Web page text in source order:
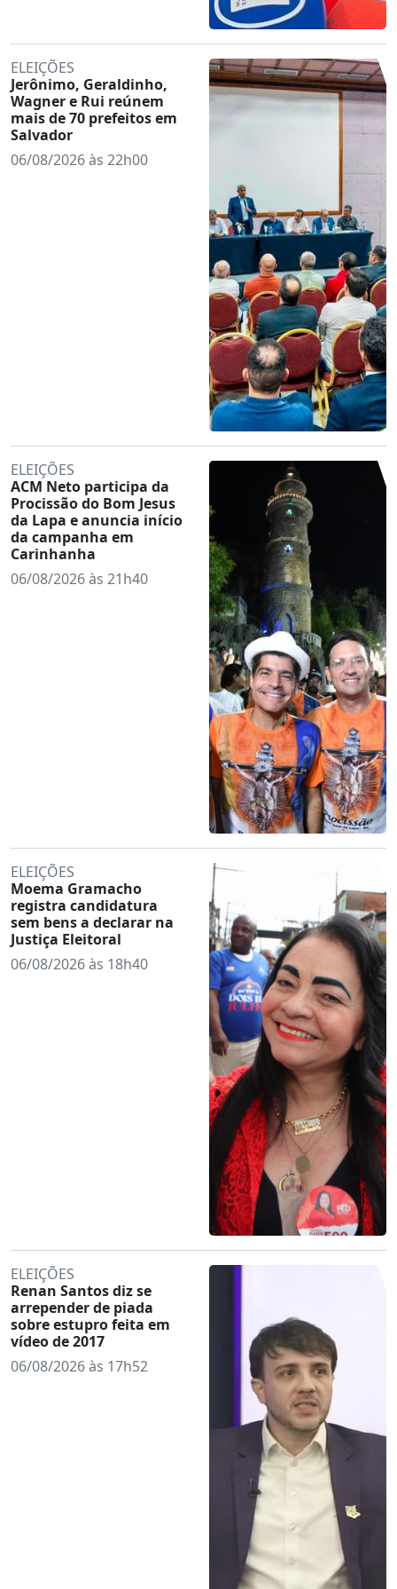
ELEIÇÕES
Jerônimo, Geraldinho,
Wagner e Rui reúnem
mais de 70 prefeitos em
Salvador
06/08/2026 às 22h00
ELEIÇÕES
ACM Neto participa da
Procissão do Bom Jesus
da Lapa e anuncia início
da campanha em
Carinhanha
06/08/2026 às 21h40
ELEIÇÕES
Moema Gramacho
registra candidatura
sem bens a declarar na
Justiça Eleitoral
06/08/2026 às 18h40
ELEIÇÕES
Renan Santos diz se
arrepender de piada
sobre estupro feita em
vídeo de 2017
06/08/2026 às 17h52